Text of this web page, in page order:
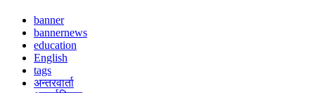
banner
bannernews
education
English
tags
अन्तरवार्ता